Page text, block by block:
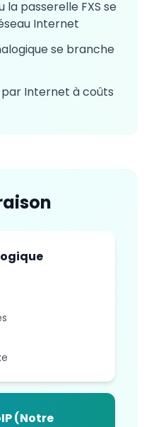
la passerelle FXS se
Internet
se branche
Internet à coûts
(Notre